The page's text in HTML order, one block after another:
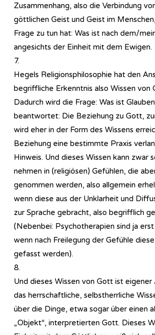
Zusammenhang, also die Verbindung
göttlichen Geist und Geist im
Frage zu tun hat: Was ist nach dem/
angesichts der Einheit mit dem Ewigen.
7.
Hegels Re­li­gi­ons­phi­lo­so­phie hat den
begriffliche Erkenntnis also Wissen von
Dadurch wird die Frage: Was ist
beantwortet: Die Beziehung zu Gott,
wird eher in der Form des Wissens
Beziehung eine bestimmte Praxis
Hinweis. Und dieses Wissen kann zwar
nehmen in (religiösen) Gefühlen, die
genommen werden, also allgemein
wenn diese aus der Unklarheit und
zur Sprache gebracht, also begrifflich
(Nebenbei: Psychotherapien sind ja
wenn nach Freilegung der Gefühle
gefasst werden).
8.
Und dieses Wissen von Gott ist eigener
das herrschaftliche, selbstherrliche
über die Dinge, etwa sogar über einen
„Objekt“, interpretierten Gott. Dieses